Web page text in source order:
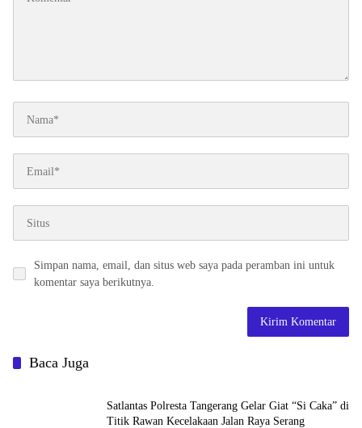
Simpan nama, email, dan situs web saya pada peramban ini untuk
komentar saya berikutnya.
Baca Juga
Satlantas Polresta Tangerang Gelar Giat “Si Caka” di
Titik Rawan Kecelakaan Jalan Raya Serang